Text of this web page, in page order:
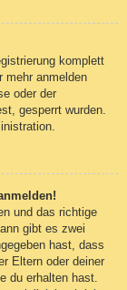
komplett
mehr anmelden
oder der
gesperrt wurden.
und das richtige
gibt es zwei
hast, dass
Eltern oder deiner
du erhalten hast.